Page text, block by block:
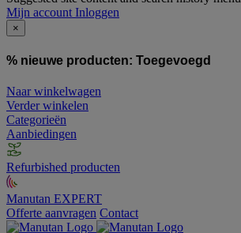
Mijn account Inloggen
×
% nieuwe producten: Toegevoegd
Naar winkelwagen
Verder winkelen
Categorieën
Aanbiedingen
Refurbished producten
Manutan EXPERT
Offerte aanvragen Contact